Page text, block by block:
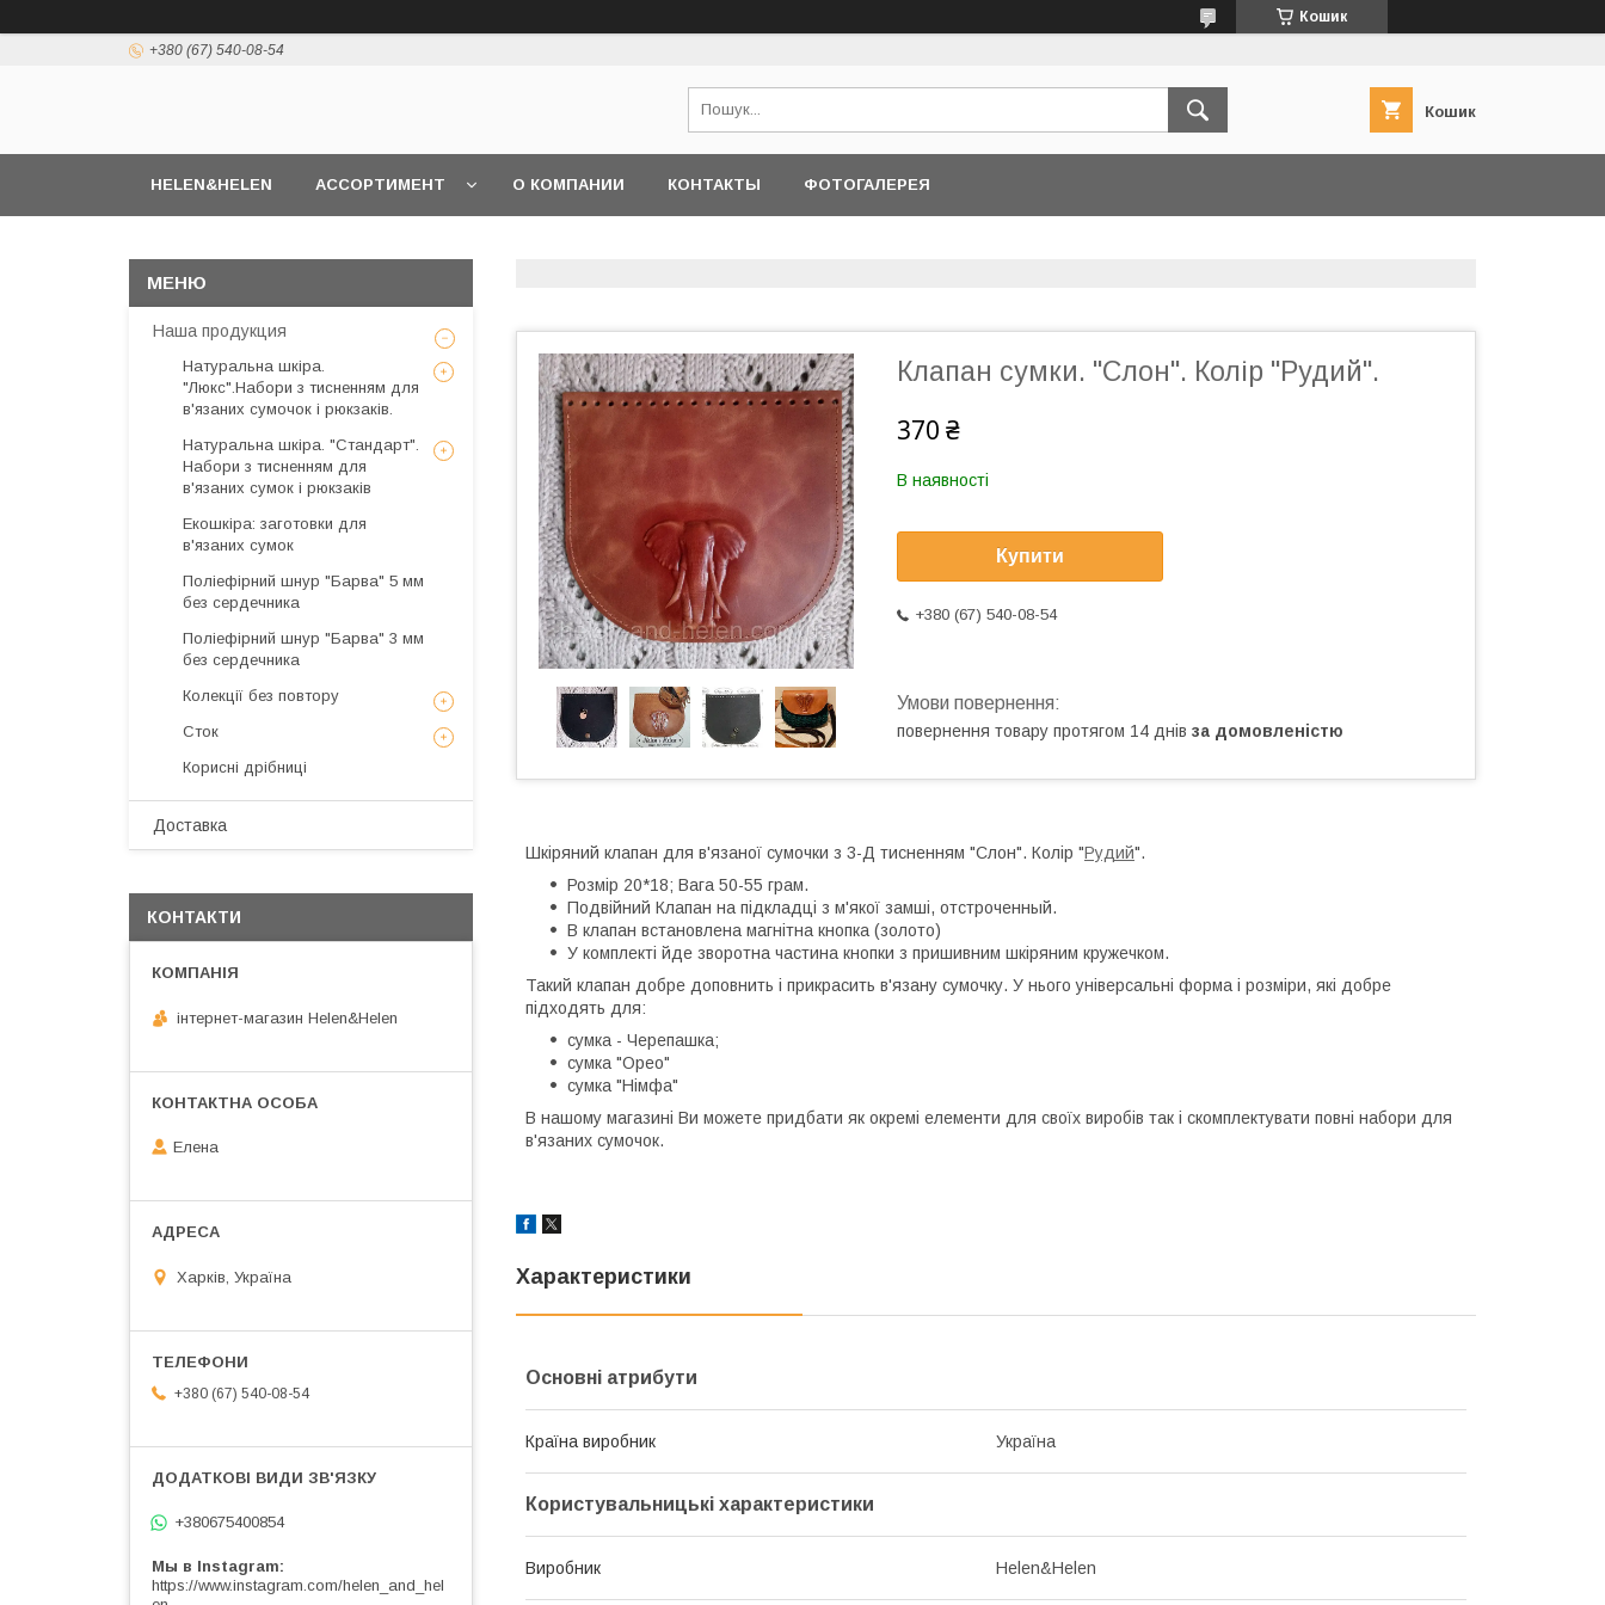
Кошик
+380 (67) 540-08-54
Кошик
HELEN&HELEN АССОРТИМЕНТ О КОМПАНИИ КОНТАКТЫ ФОТОГАЛЕРЕЯ
Клапан сумки. "Слон". Колір "Рудий".
370 ₴
В наявності
Купити
+380 (67) 540-08-54
повернення товару протягом 14 днів за домовленістю
Шкіряний клапан для в'язаної сумочки з 3-Д тисненням "Слон". Колір "Рудий".
Розмір 20*18; Вага 50-55 грам.
Подвійний Клапан на підкладці з м'якої замші, отстроченный.
В клапан встановлена магнітна кнопка (золото)
У комплекті йде зворотна частина кнопки з пришивним шкіряним кружечком.
Такий клапан добре доповнить і прикрасить в'язану сумочку. У нього універсальні форма і розміри, які добре
підходять для:
сумка - Черепашка;
сумка "Орео"
сумка "Німфа"
В нашому магазині Ви можете придбати як окремі елементи для своїх виробів так і скомплектувати повні набори для
в'язаних сумочок.
Характеристики
Основні атрибути
Країна виробник Україна
Користувальницькі характеристики
Виробник Helen&Helen
Наша продукция
Натуральна шкіра.
"Люкс".Набори з тисненням для
в'язаних сумочок і рюкзаків.
Натуральна шкіра. "Стандарт".
Набори з тисненням для
в'язаних сумок і рюкзаків
Екошкіра: заготовки для
в'язаних сумок
Поліефірний шнур "Барва" 5 мм
без сердечника
Поліефірний шнур "Барва" 3 мм
без сердечника
Колекції без повтору
Сток
Корисні дрібниці
Доставка
КОНТАКТИ
інтернет-магазин Helen&Helen
Елена
Харків, Україна
+380 (67) 540-08-54
+380675400854
Мы в Instagram
https://www.instagram.com/helen_and_hel